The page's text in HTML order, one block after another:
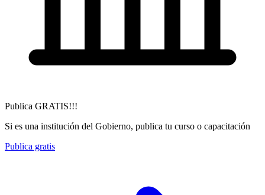
Publica GRATIS!!!
Si es una institución del Gobierno, publica tu curso o capacitación
Publica gratis